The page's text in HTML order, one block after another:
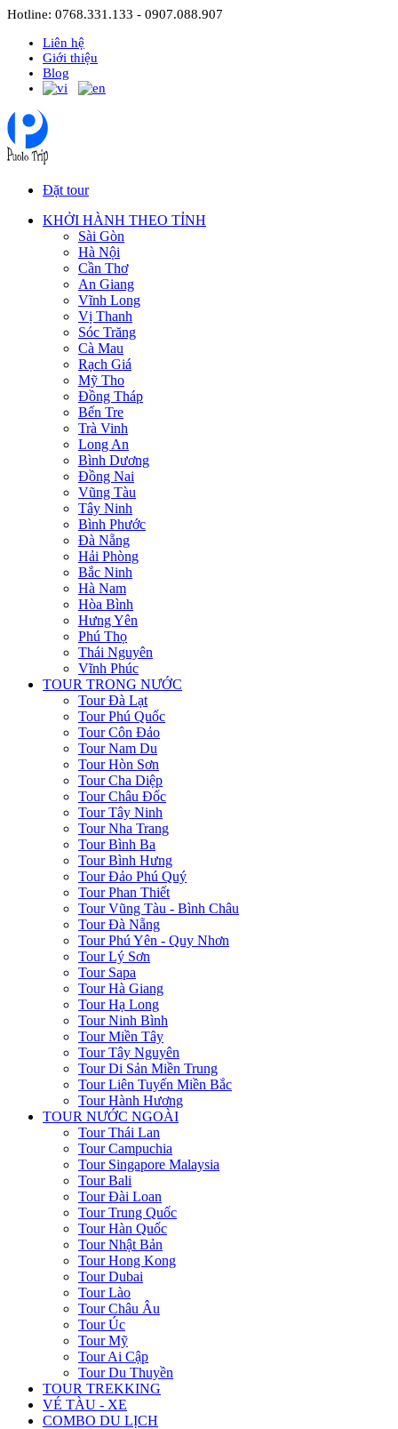
Hotline: 0768.331.133 - 0907.088.907
Liên hệ
Giới thiệu
Blog
Đặt tour
KHỞI HÀNH THEO TỈNH
Sài Gòn
Hà Nội
Cần Thơ
An Giang
Vĩnh Long
Vị Thanh
Sóc Trăng
Cà Mau
Rạch Giá
Mỹ Tho
Đồng Tháp
Bến Tre
Trà Vinh
Long An
Bình Dương
Đồng Nai
Vũng Tàu
Tây Ninh
Bình Phước
Đà Nẵng
Hải Phòng
Bắc Ninh
Hà Nam
Hòa Bình
Hưng Yên
Phú Thọ
Thái Nguyên
Vĩnh Phúc
TOUR TRONG NƯỚC
Tour Đà Lạt
Tour Phú Quốc
Tour Côn Đảo
Tour Nam Du
Tour Hòn Sơn
Tour Cha Diệp
Tour Châu Đốc
Tour Tây Ninh
Tour Nha Trang
Tour Bình Ba
Tour Bình Hưng
Tour Đảo Phú Quý
Tour Phan Thiết
Tour Vũng Tàu - Bình Châu
Tour Đà Nẵng
Tour Phú Yên - Quy Nhơn
Tour Lý Sơn
Tour Sapa
Tour Hà Giang
Tour Hạ Long
Tour Ninh Bình
Tour Miền Tây
Tour Tây Nguyên
Tour Di Sản Miền Trung
Tour Liên Tuyến Miền Bắc
Tour Hành Hương
TOUR NƯỚC NGOÀI
Tour Thái Lan
Tour Campuchia
Tour Singapore Malaysia
Tour Bali
Tour Đài Loan
Tour Trung Quốc
Tour Hàn Quốc
Tour Nhật Bản
Tour Hong Kong
Tour Dubai
Tour Lào
Tour Châu Âu
Tour Úc
Tour Mỹ
Tour Ai Cập
Tour Du Thuyền
TOUR TREKKING
VÉ TÀU - XE
COMBO DU LỊCH